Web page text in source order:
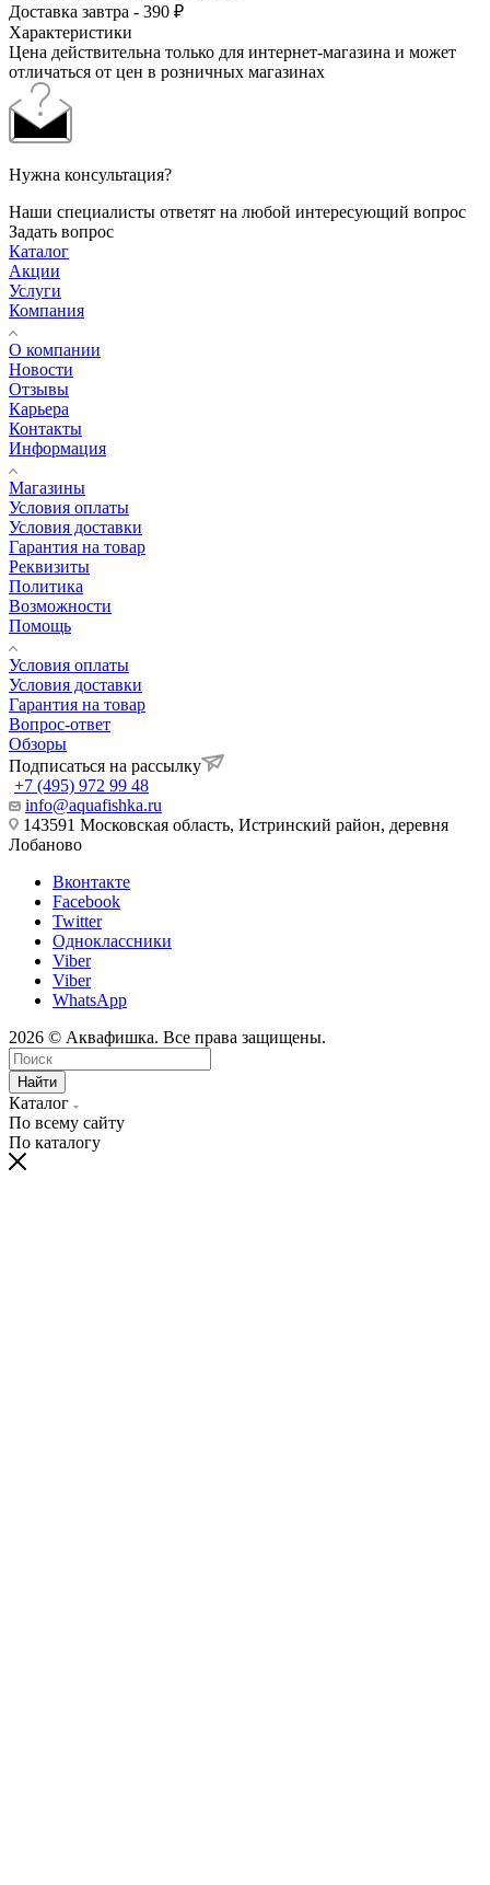
Доставка завтра - 390 ₽
Характеристики
Цена действительна только для интернет-магазина и может
отличаться от цен в розничных магазинах
Нужна консультация?
Наши специалисты ответят на любой интересующий вопрос
Задать вопрос
Каталог
Акции
Услуги
Компания
О компании
Новости
Отзывы
Карьера
Контакты
Информация
Магазины
Условия оплаты
Условия доставки
Гарантия на товар
Реквизиты
Политика
Возможности
Помощь
Условия оплаты
Условия доставки
Гарантия на товар
Вопрос-ответ
Обзоры
Подписаться на рассылку
+7 (495) 972 99 48
info@aquafishka.ru
143591 Московская область, Истринский район, деревня
Лобаново
Вконтакте
Facebook
Twitter
Одноклассники
Viber
Viber
WhatsApp
2026 © Аквафишка. Все права защищены.
Найти
Каталог
По всему сайту
По каталогу